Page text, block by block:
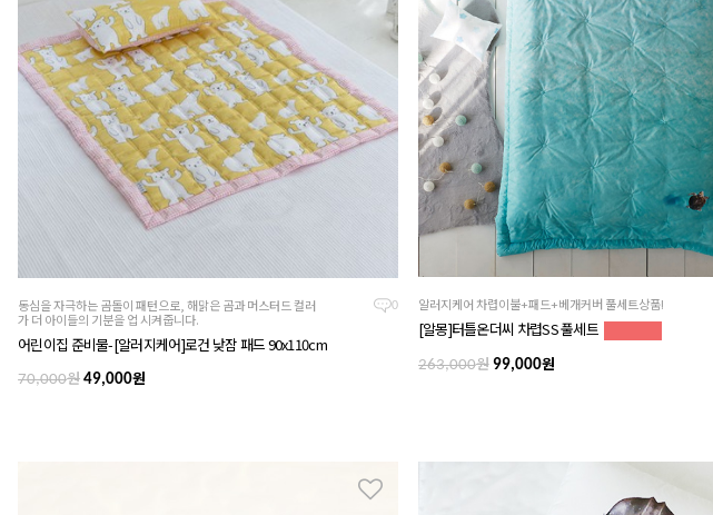
0
동심을 자극하는 곰돌이 패턴으로, 해맑은 곰과 머스터드 컬러
가 더 아이들의 기분을 업 시켜줍니다.
어린이집 준비물-[알러지케어]로건 낮잠 패드 90x110cm
70,000원 49,000원
알러지케어 차렵이불+패드+베개커버 풀세트상품!
[알몽]터틀온더씨 차렵SS 풀세트
263,000원99,000원